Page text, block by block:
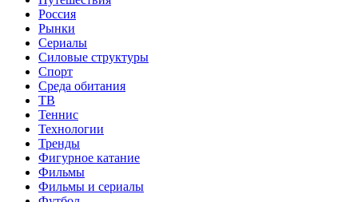
Россия
Рынки
Сериалы
Силовые структуры
Спорт
Среда обитания
ТВ
Теннис
Технологии
Тренды
Фигурное катание
Фильмы
Фильмы и сериалы